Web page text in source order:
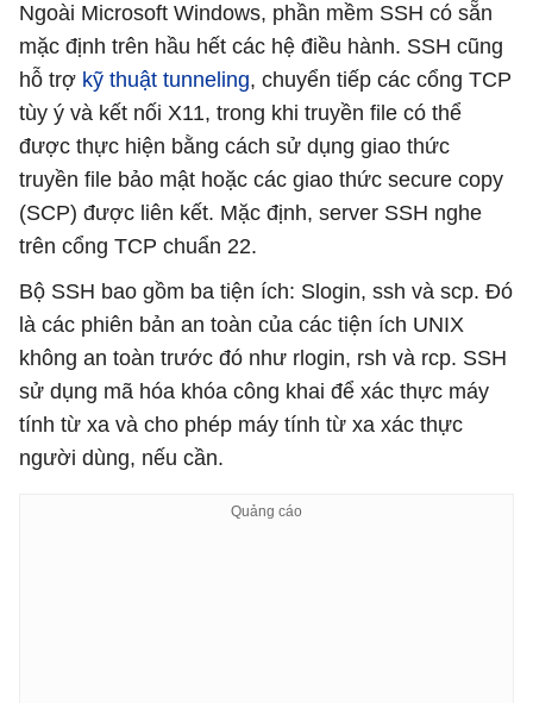
Ngoài Microsoft Windows, phần mềm SSH có sẵn
mặc định trên hầu hết các hệ điều hành. SSH cũng
hỗ trợ kỹ thuật tunneling, chuyển tiếp các cổng TCP
tùy ý và kết nối X11, trong khi truyền file có thể
được thực hiện bằng cách sử dụng giao thức
truyền file bảo mật hoặc các giao thức secure copy
(SCP) được liên kết. Mặc định, server SSH nghe
trên cổng TCP chuẩn 22.
Bộ SSH bao gồm ba tiện ích: Slogin, ssh và scp. Đó
là các phiên bản an toàn của các tiện ích UNIX
không an toàn trước đó như rlogin, rsh và rcp. SSH
sử dụng mã hóa khóa công khai để xác thực máy
tính từ xa và cho phép máy tính từ xa xác thực
người dùng, nếu cần.